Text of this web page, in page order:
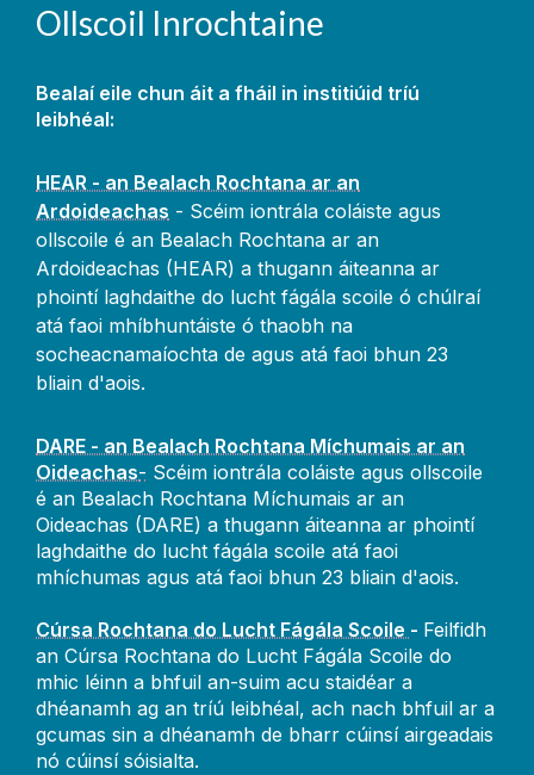
Ollscoil Inrochtaine
Bealaí eile chun áit a fháil in institiúid tríú
leibhéal:
HEAR - an Bealach Rochtana ar an
Ardoideachas - Scéim iontrála coláiste agus
ollscoile é an Bealach Rochtana ar an
Ardoideachas (HEAR) a thugann áiteanna ar
phointí laghdaithe do lucht fágála scoile ó chúlraí
atá faoi mhíbhuntáiste ó thaobh na
socheacnamaíochta de agus atá faoi bhun 23
bliain d'aois.
DARE - an Bealach Rochtana Míchumais ar an
Oideachas- Scéim iontrála coláiste agus ollscoile
é an Bealach Rochtana Míchumais ar an
Oideachas (DARE) a thugann áiteanna ar phointí
laghdaithe do lucht fágála scoile atá faoi
mhíchumas agus atá faoi bhun 23 bliain d'aois.
Cúrsa Rochtana do Lucht Fágála Scoile - Feilfidh
an Cúrsa Rochtana do Lucht Fágála Scoile do
mhic léinn a bhfuil an-suim acu staidéar a
dhéanamh ag an tríú leibhéal, ach nach bhfuil ar a
gcumas sin a dhéanamh de bharr cúinsí airgeadais
nó cúinsí sóisialta.